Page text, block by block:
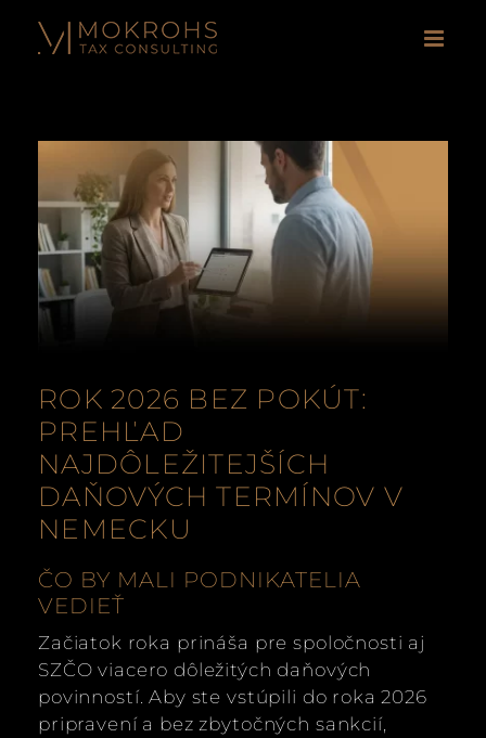
content
ROK 2026 BEZ POKÚT:
PREHĽAD
NAJDÔLEŽITEJŠÍCH
DAŇOVÝCH TERMÍNOV V
NEMECKU
ČO BY MALI PODNIKATELIA
VEDIEŤ
Začiatok roka prináša pre spoločnosti aj
SZČO viacero dôležitých daňových
povinností. Aby ste vstúpili do roka 2026
pripravení a bez zbytočných sankcií,